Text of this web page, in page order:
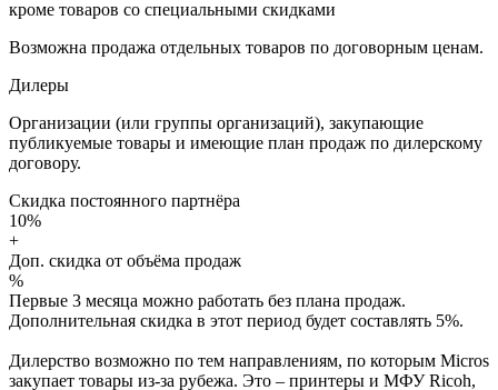
кроме товаров со специальными скидками
Возможна продажа отдельных товаров по договорным ценам.
Дилеры
Организации (или группы организаций), закупающие
публикуемые товары и имеющие план продаж по дилерскому
договору.
Скидка постоянного партнёра
10%
+
Доп. скидка от объёма продаж
%
Первые 3 месяца можно работать без плана продаж.
Дополнительная скидка в этот период будет составлять 5%.
Дилерство возможно по тем направлениям, по которым Micros
закупает товары из-за рубежа. Это – принтеры и МФУ Ricoh,